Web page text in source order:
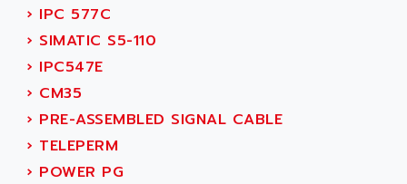
AEG
AEG MODICON
AEL CRYSTALS
AEM
AEP
AERMEC
AERO - SHARP
› IPC 577C
› SIMATIC S5-110
› IPC547E
› CM35
› PRE-ASSEMBLED SIGNAL CABLE
› TELEPERM
› POWER PG